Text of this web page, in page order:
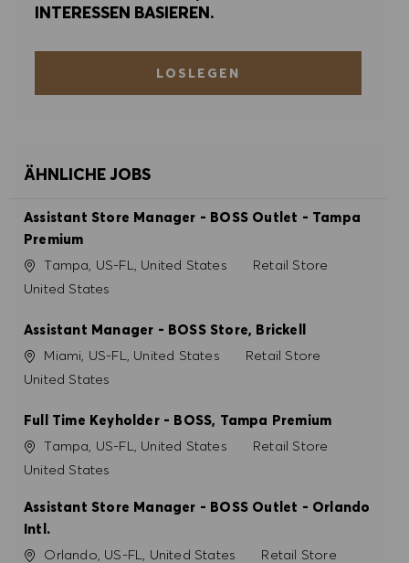
INTERESSEN BASIEREN.
LOSLEGEN
ÄHNLICHE JOBS
Assistant Store Manager - BOSS Outlet - Tampa
Premium
OrtTampa, US-FL, United States Kategorie
Retail Store
United States
Assistant Manager - BOSS Store, Brickell
Ort Miami, US-FL, United States Kategorie
Retail Store
United States
Full Time Keyholder - BOSS, Tampa Premium
OrtTampa, US-FL, United States Kategorie
Retail Store
United States
Assistant Store Manager - BOSS Outlet - Orlando
Intl.
Ort Orlando, US-FL, United States Kategorie
Retail Store